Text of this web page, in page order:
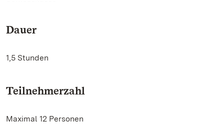
Dauer
1,5 Stunden
Teilnehmerzahl
Maximal 12 Personen